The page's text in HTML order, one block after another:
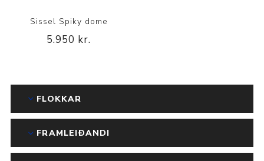
Sissel Spiky dome
5.950 kr.
FLOKKAR
FRAMLEIÐANDI